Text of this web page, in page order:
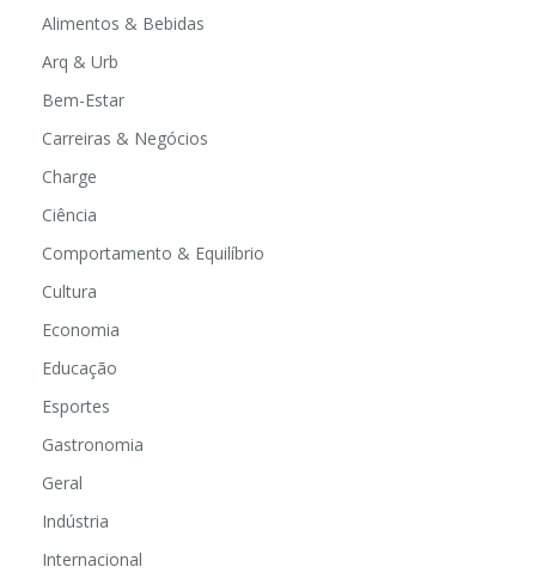
Alimentos & Bebidas
Arq & Urb
Bem-Estar
Carreiras & Negócios
Charge
Ciência
Comportamento & Equilíbrio
Cultura
Economia
Educação
Esportes
Gastronomia
Geral
Indústria
Internacional